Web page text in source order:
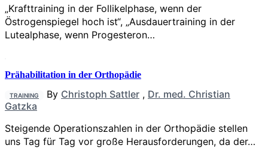
„Krafttraining in der Follikelphase, wenn der
Östrogenspiegel hoch ist“, „Ausdauertraining in der
Lutealphase, wenn Progesteron…
Prähabilitation in der Orthopädie
TRAINING By Christoph Sattler , Dr. med. Christian
Gatzka
Steigende Operationszahlen in der Orthopädie stellen
uns Tag für Tag vor große Herausforderungen, da der…